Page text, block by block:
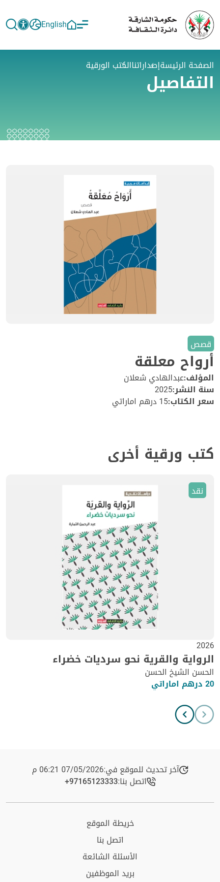
English
الصفحة الرئيسةإصداراتناالكتب الورقية
التفاصيل
قصص
أرواح معلقة
المؤلف:عبدالهادي شعلان
سنة النشر:2025
سعر الكتاب:15 درهم اماراتي
كتب ورقية أخرى
نقد
2026
الرواية والقرية نحو سرديات خضراء
الحسن الشيخ الحسن
20 درهم اماراتي
آخر تحديث للموقع في:07/05/2026 06:21 م
اتصل بنا:+97165123333​
خريطة الموقع
اتصل بنا
الأسئلة الشائعة
بريد الموظفين